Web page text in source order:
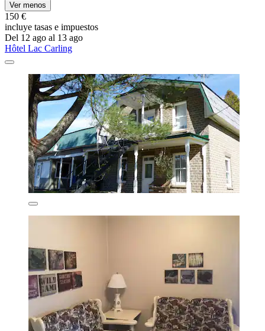
Ver menos
150 €
incluye tasas e impuestos
Del 12 ago al 13 ago
Hôtel Lac Carling